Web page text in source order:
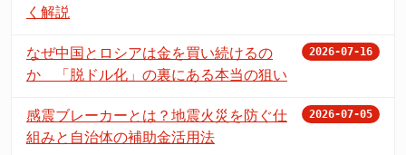
く解説
なぜ中国とロシアは金を買い続けるの
か 「脱ドル化」の裏にある本当の狙い
2026-07-16
感震ブレーカーとは？地震火災を防ぐ仕
組みと自治体の補助金活用法
2026-07-05